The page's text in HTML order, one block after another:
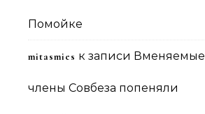
Помойке
mitasmies к записи Вменяемые
члены Совбеза попеняли